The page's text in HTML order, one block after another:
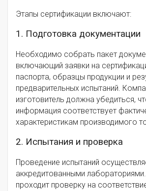
Этапы сертификации включают:
1. Подготовка документации
Необходимо собрать пакет
включающий заявки на
паспорта, образцы продукции и
предварительных испытаний.
изготовитель должна убедиться,
информация соответствует
характеристикам производимого
2. Испытания и проверка
Проведение испытаний
аккредитованными
проходит проверку на